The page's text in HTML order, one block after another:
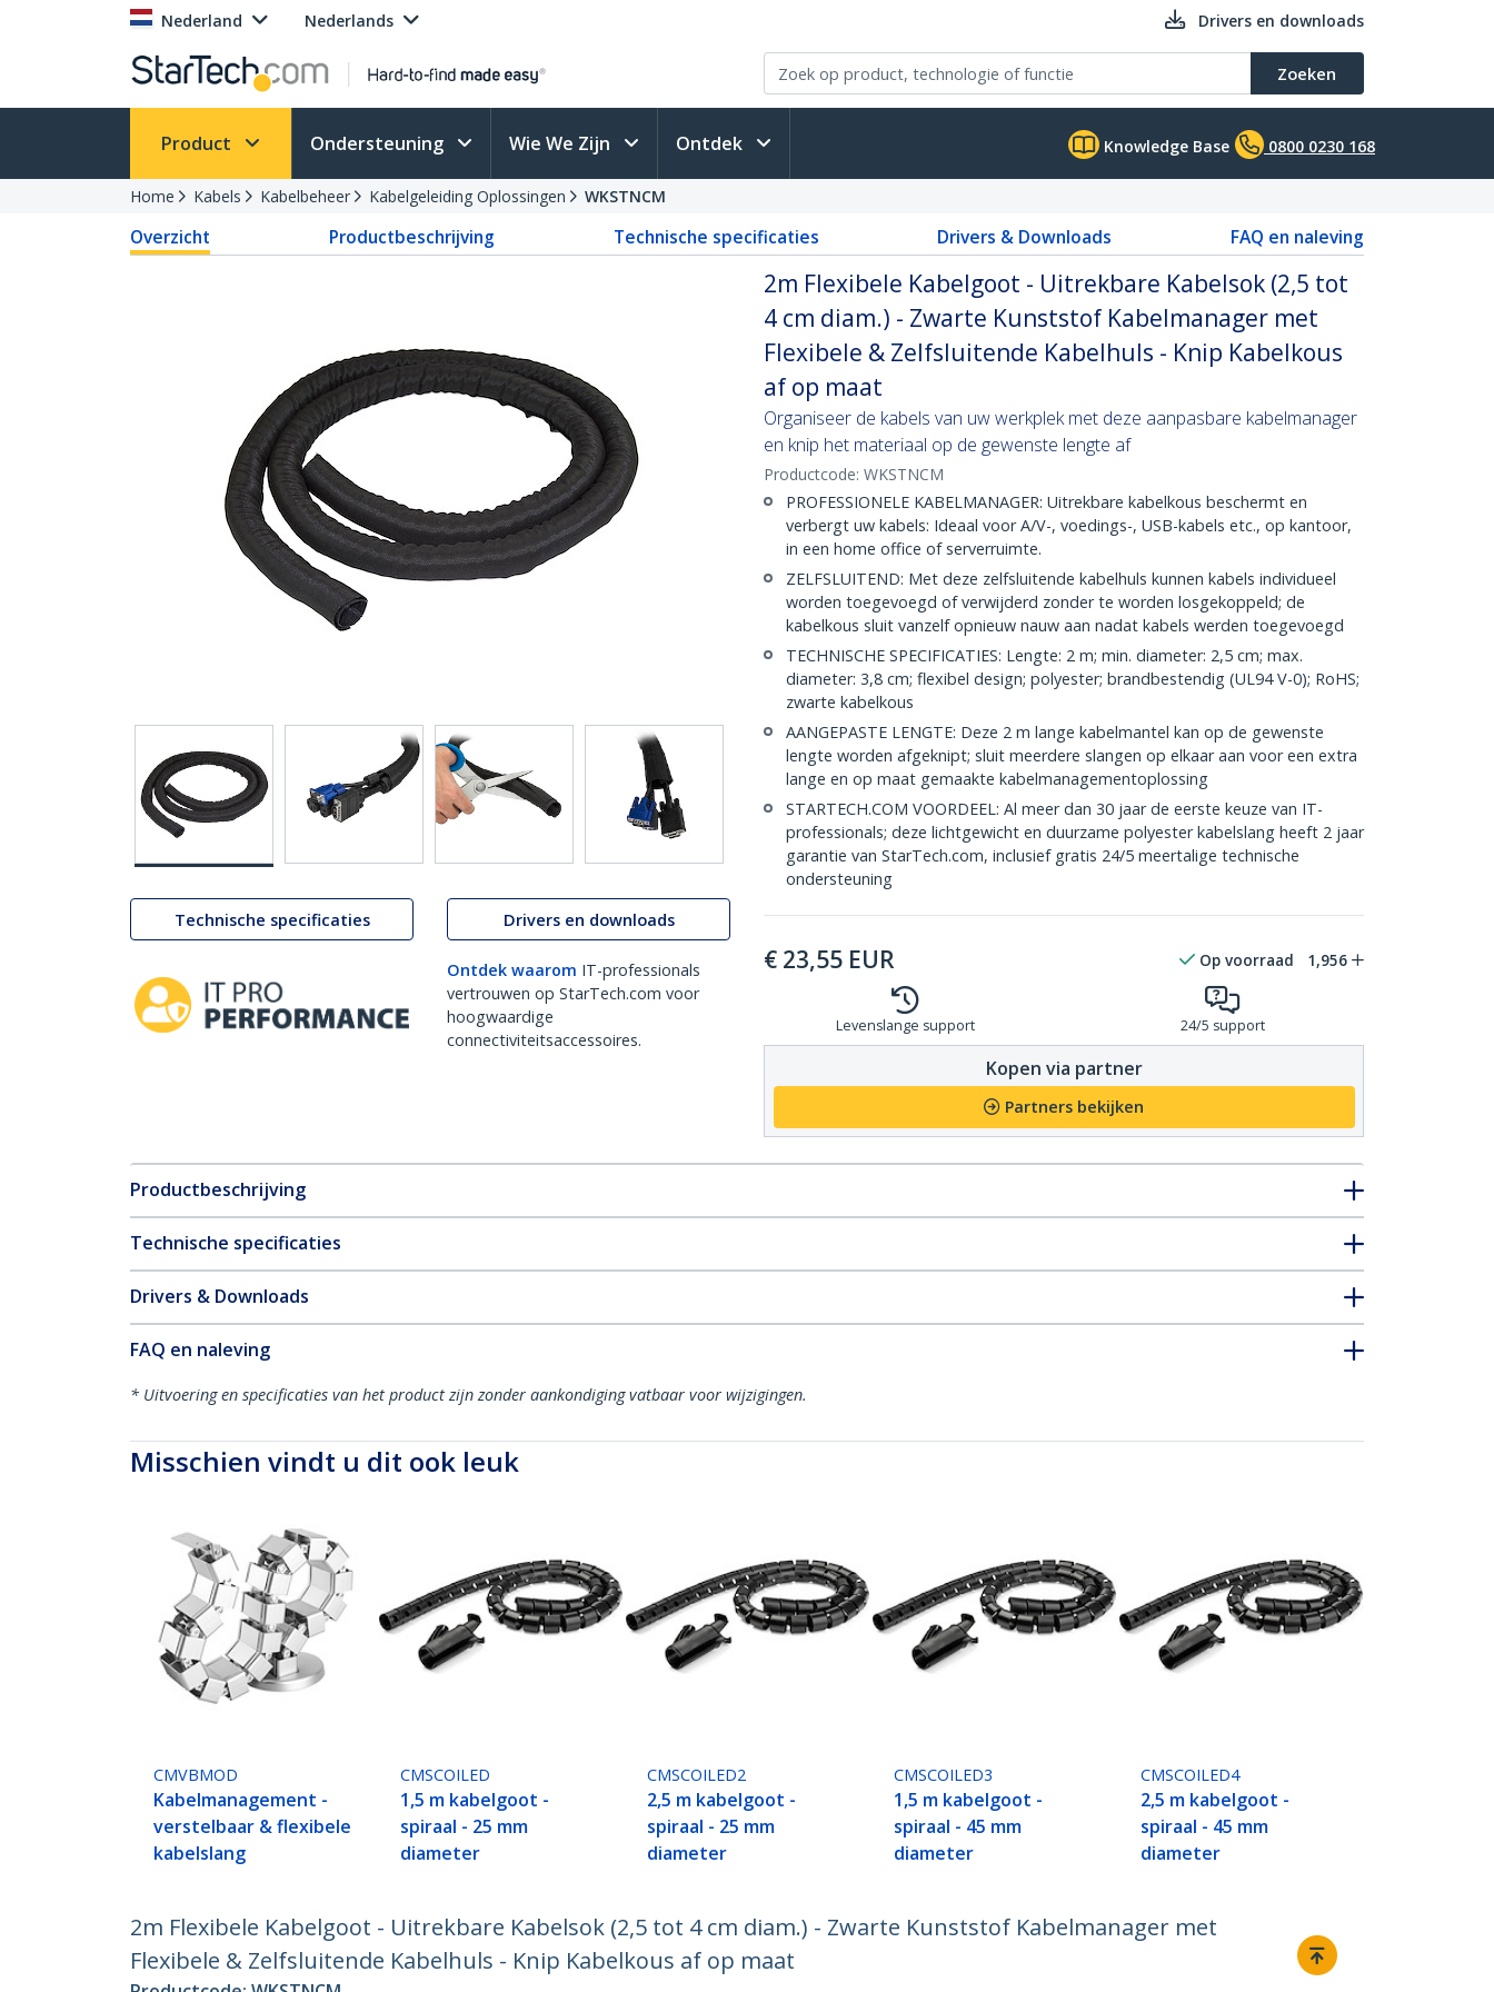
Nederland Nederlands Drivers en downloads
Zoeken
Product Ondersteuning Wie We Zijn Ontdek Knowledge Base 0800 0230 168
Home Kabels Kabelbeheer Kabelgeleiding Oplossingen WKSTNCM
Overzicht Productbeschrijving Technische specificaties Drivers & Downloads FAQ en naleving
Technische specificaties Drivers en downloads
Ontdek waarom IT-professionals
vertrouwen op StarTech.com voor
hoogwaardige
connectiviteitsaccessoires.
2m Flexibele Kabelgoot - Uitrekbare Kabelsok (2,5 tot
4 cm diam.) - Zwarte Kunststof Kabelmanager met
Flexibele & Zelfsluitende Kabelhuls - Knip Kabelkous
af op maat
Organiseer de kabels van uw werkplek met deze aanpasbare kabelmanager
en knip het materiaal op de gewenste lengte af
Productcode: WKSTNCM
PROFESSIONELE KABELMANAGER: Uitrekbare kabelkous beschermt en
verbergt uw kabels: Ideaal voor A/V-, voedings-, USB-kabels etc., op kantoor,
in een home office of serverruimte.
ZELFSLUITEND: Met deze zelfsluitende kabelhuls kunnen kabels individueel
worden toegevoegd of verwijderd zonder te worden losgekoppeld; de
kabelkous sluit vanzelf opnieuw nauw aan nadat kabels werden toegevoegd
TECHNISCHE SPECIFICATIES: Lengte: 2 m; min. diameter: 2,5 cm; max.
diameter: 3,8 cm; flexibel design; polyester; brandbestendig (UL94 V-0); RoHS;
zwarte kabelkous
AANGEPASTE LENGTE: Deze 2 m lange kabelmantel kan op de gewenste
lengte worden afgeknipt; sluit meerdere slangen op elkaar aan voor een extra
lange en op maat gemaakte kabelmanagementoplossing
STARTECH.COM VOORDEEL: Al meer dan 30 jaar de eerste keuze van IT-
professionals; deze lichtgewicht en duurzame polyester kabelslang heeft 2 jaar
garantie van StarTech.com, inclusief gratis 24/5 meertalige technische
ondersteuning
€ 23,55 EUR Op voorraad 1,956
Levenslange support 24/5 support
Kopen via partner
Partners bekijken
Productbeschrijving
Technische specificaties
Drivers & Downloads
FAQ en naleving
* Uitvoering en specificaties van het product zijn zonder aankondiging vatbaar voor wijzigingen.
Misschien vindt u dit ook leuk
CMVBMOD
Kabelmanagement -
verstelbaar & flexibele
kabelslang
CMSCOILED
1,5 m kabelgoot -
spiraal - 25 mm
diameter
CMSCOILED2
2,5 m kabelgoot -
spiraal - 25 mm
diameter
CMSCOILED3
1,5 m kabelgoot -
spiraal - 45 mm
diameter
CMSCOILED4
2,5 m kabelgoot -
spiraal - 45 mm
diameter
2m Flexibele Kabelgoot - Uitrekbare Kabelsok (2,5 tot 4 cm diam.) - Zwarte Kunststof Kabelmanager met
Flexibele & Zelfsluitende Kabelhuls - Knip Kabelkous af op maat